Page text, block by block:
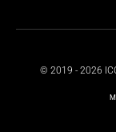
© 2019 - 2026